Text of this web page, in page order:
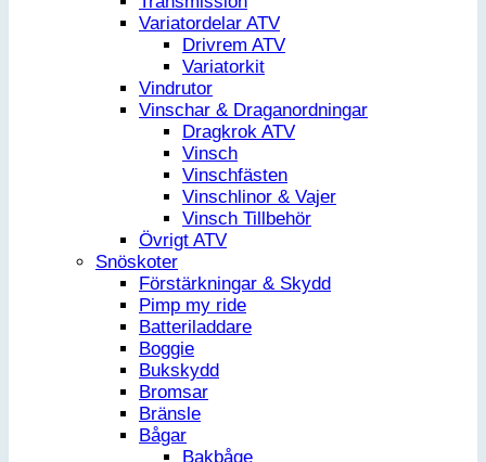
Variatordelar ATV
Drivrem ATV
Variatorkit
Vindrutor
Vinschar & Draganordningar
Dragkrok ATV
Vinsch
Vinschfästen
Vinschlinor & Vajer
Vinsch Tillbehör
Övrigt ATV
Snöskoter
Förstärkningar & Skydd
Pimp my ride
Batteriladdare
Boggie
Bukskydd
Bromsar
Bränsle
Bågar
Bakbåge